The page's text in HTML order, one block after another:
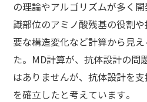
の理論やアルゴリズムが多く
識部位のアミノ酸残基の役割
要な構造変化など計算から見
た。MD計算が、抗体設計の問
はありませんが、抗体設計を
を確立したと考えています。